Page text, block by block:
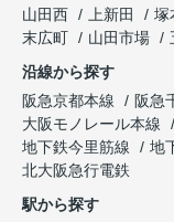
山田西
上新田 塚
末広町
山田市場
沿線から探す
阪急京都本線
阪急
大阪モノレール本線
地下鉄今里筋線
地
北大阪急行電鉄
駅から探す